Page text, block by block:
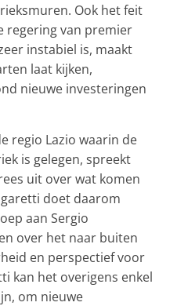
Ook het feit
regering van premier
instabiel is, maakt
laat kijken,
nieuwe investeringen
regio Lazio waarin de
is gelegen, spreekt
uit over wat komen
doet daarom
aan Sergio
over het naar buiten
en perspectief voor
kan het overigens enkel
om nieuwe